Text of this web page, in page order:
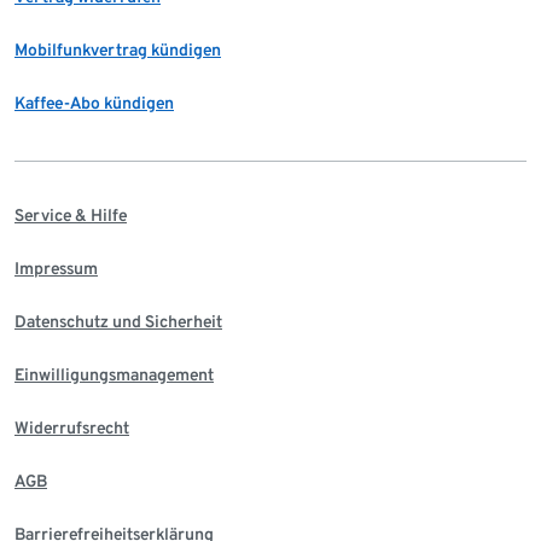
Mobilfunkvertrag kündigen
Kaffee-Abo kündigen
Service & Hilfe
Impressum
Datenschutz und Sicherheit
Einwilligungsmanagement
Widerrufsrecht
AGB
Barrierefreiheitserklärung